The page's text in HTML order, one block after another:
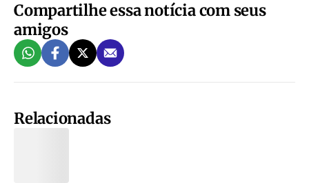
Compartilhe essa notícia com seus
amigos
Relacionadas